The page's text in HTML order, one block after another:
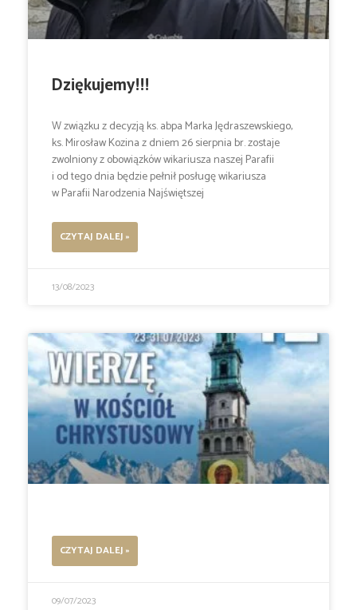
Dziękujemy!!!
W związku z decyzją ks. abpa Marka Jędraszewskiego,
ks. Mirosław Kozina z dniem 26 sierpnia br. zostaje
zwolniony z obowiązków wikariusza naszej Parafii
i od tego dnia będzie pełnił posługę wikariusza
w Parafii Narodzenia Najświętszej
CZYTAJ DALEJ »
13/08/2023
CZYTAJ DALEJ »
09/07/2023